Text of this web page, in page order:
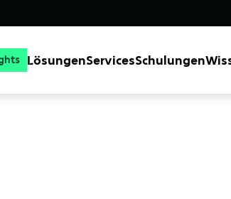
LösungenServicesSchulungen